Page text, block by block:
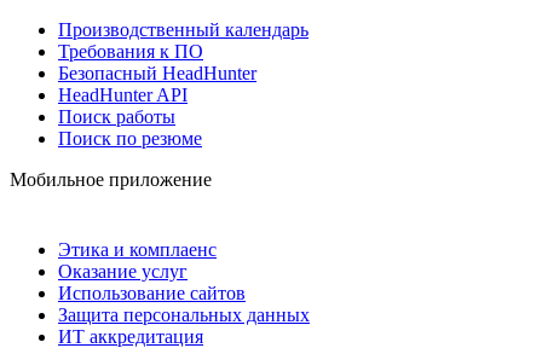
Производственный календарь
Требования к ПО
Безопасный HeadHunter
HeadHunter API
Поиск работы
Поиск по резюме
Мобильное приложение
Этика и комплаенс
Оказание услуг
Использование сайтов
Защита персональных данных
ИТ аккредитация